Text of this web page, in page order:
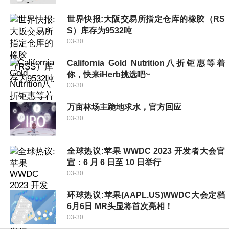
世界快报:大阪交易所指定仓库的橡胶（RS
S）库存为9532吨
03-30
California Gold Nutrition八折钜惠等着
你，快来iHerb挑选吧~
03-30
万亩林场主跪地求水，官方回应
03-30
全球热议:苹果 WWDC 2023 开发者大会官
宣：6 月 6 日至 10 日举行
03-30
环球热议:苹果(AAPL.US)WWDC大会定档
6月6日 MR头显将首次亮相！
03-30